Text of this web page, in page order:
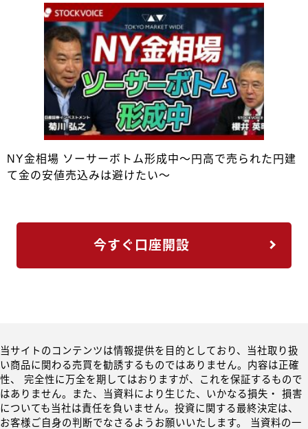
NY金相場 ソーサーボトム形成中～円高で売られた円建
て金の安値売込みは避けたい～
今すぐ口座開設
当サイトのコンテンツは情報提供を目的としており、当社取り扱
い商品に関わる売買を勧誘するものではありません。内容は正確
性、 完全性に万全を期してはおりますが、これを保証するもので
はありません。また、当資料により生じた、いかなる損失・ 損害
についても当社は責任を負いません。投資に関する最終決定は、
お客様ご自身の判断でなさるようお願いいたします。 当資料の一